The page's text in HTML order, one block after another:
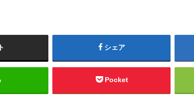
シェア
Pocket